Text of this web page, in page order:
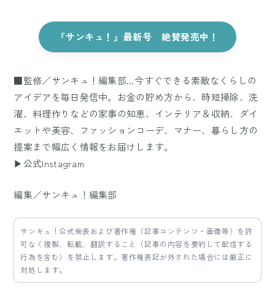
『サンキュ！』最新号 絶賛発売中！
■監修／サンキュ！編集部…今すぐできる素敵なくらしの
アイデアを毎日発信中。お金の貯め方から、時短掃除、洗
濯、料理作りなどの家事の知恵、インテリア＆収納、ダイ
エットや美容、ファッションコーデ、マナー、暮らし方の
提案まで幅広く情報をお届けします。
▶公式Instagram
編集／サンキュ！編集部
サンキュ！公式発表および著作権（記事コンテンツ・画像等）を許
可なく複製、転載、翻訳すること（記事の内容を要約して配信する
行為を含む）を禁止します。著作権表記が外された場合には厳正に
対処します。